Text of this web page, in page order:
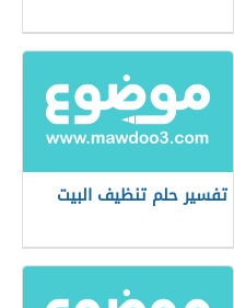
تفسير حلم تنظيف البيت